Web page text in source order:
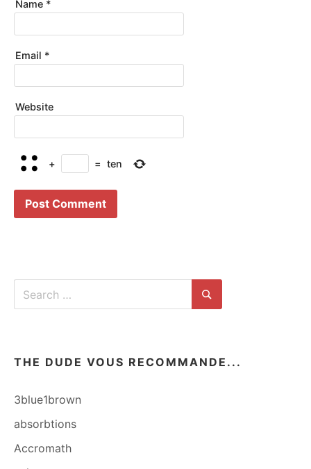
Name *
Email *
Website
+ = ten
Search
for:
Search
THE DUDE VOUS RECOMMANDE...
3blue1brown
absorbtions
Accromath